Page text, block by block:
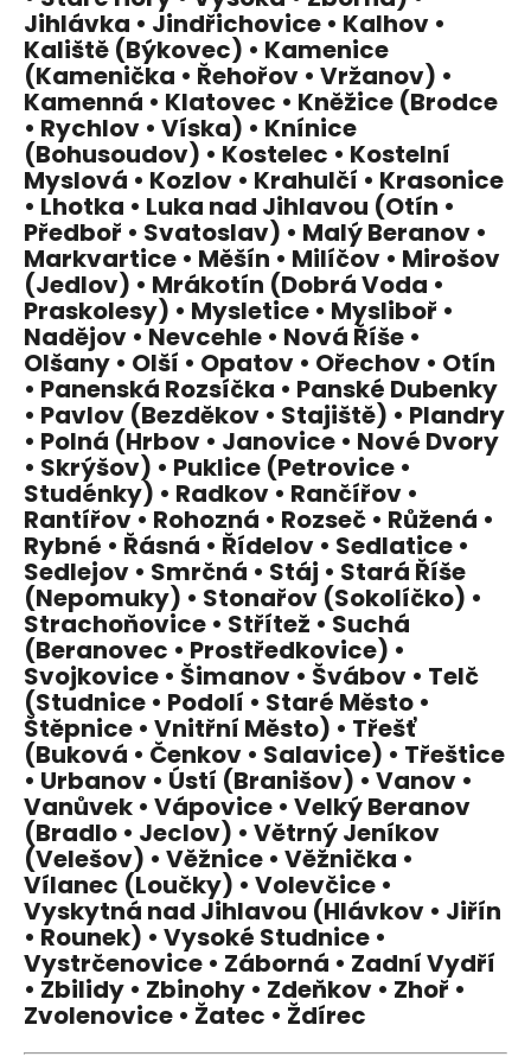
Jihlávka • Jindřichovice • Kalhov •
Kaliště (Býkovec) • Kamenice
(Kamenička • Řehořov • Vržanov) •
Kamenná • Klatovec • Kněžice (Brodce
• Rychlov • Víska) • Knínice
(Bohusoudov) • Kostelec • Kostelní
Myslová • Kozlov • Krahulčí • Krasonice
• Lhotka • Luka nad Jihlavou (Otín •
Předboř • Svatoslav) • Malý Beranov •
Markvartice • Měšín • Milíčov • Mirošov
(Jedlov) • Mrákotín (Dobrá Voda •
Praskolesy) • Mysletice • Mysliboř •
Nadějov • Nevcehle • Nová Říše •
Olšany • Olší • Opatov • Ořechov • Otín
• Panenská Rozsíčka • Panské Dubenky
• Pavlov (Bezděkov • Stajiště) • Plandry
• Polná (Hrbov • Janovice • Nové Dvory
• Skrýšov) • Puklice (Petrovice •
Studénky) • Radkov • Rančířov •
Rantířov • Rohozná • Rozseč • Růžená •
Rybné • Řásná • Řídelov • Sedlatice •
Sedlejov • Smrčná • Stáj • Stará Říše
(Nepomuky) • Stonařov (Sokolíčko) •
Strachoňovice • Střítež • Suchá
(Beranovec • Prostředkovice) •
Svojkovice • Šimanov • Švábov • Telč
(Studnice • Podolí • Staré Město •
Štěpnice • Vnitřní Město) • Třešť
(Buková • Čenkov • Salavice) • Třeštice
• Urbanov • Ústí (Branišov) • Vanov •
Vanůvek • Vápovice • Velký Beranov
(Bradlo • Jeclov) • Větrný Jeníkov
(Velešov) • Věžnice • Věžnička •
Vílanec (Loučky) • Volevčice •
Vyskytná nad Jihlavou (Hlávkov • Jiřín
• Rounek) • Vysoké Studnice •
Vystrčenovice • Záborná • Zadní Vydří
• Zbilidy • Zbinohy • Zdeňkov • Zhoř •
Zvolenovice • Žatec • Ždírec